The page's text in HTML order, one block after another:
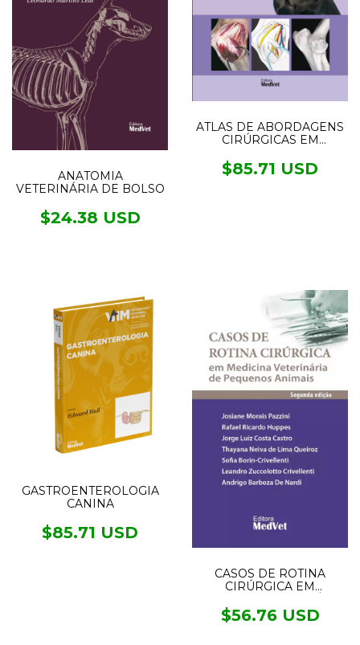
ANATOMIA
VETERINÁRIA DE BOLSO
$24.38 USD
ATLAS DE ABORDAGENS
CIRÚRGICAS EM
CANINA
$85.71 USD
GASTROENTEROLOGIA
CANINA
$85.71 USD
CASOS DE ROTINA
CIRÚRGICA EM
DE PEQUENOS ANIMAIS
- 2° EDIÇÃO
$56.76 USD